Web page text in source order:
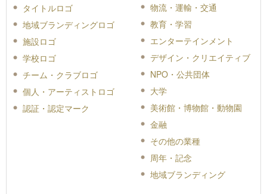
タイトルロゴ
地域ブランディングロゴ
施設ロゴ
学校ロゴ
チーム・クラブロゴ
個人・アーティストロゴ
認証・認定マーク
物流・運輸・交通
教育・学習
エンターテインメント
デザイン・クリエイティブ
NPO・公共団体
大学
美術館・博物館・動物園
金融
その他の業種
周年・記念
地域ブランディング